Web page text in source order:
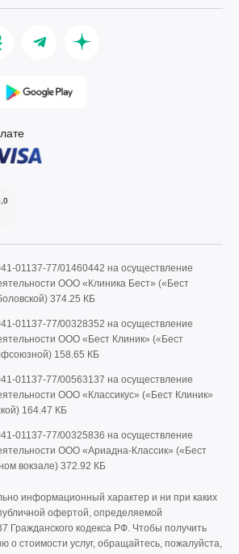
01137-77/01460442 на осуществление
ООО «Клиника Бест» («Бест
374.25 КБ
01137-77/00328352 на осуществление
ООО «Бест Клиник» («Бест
158.65 КБ
01137-77/00563137 на осуществление
ООО «Классикус» («Бест Клиник»
164.47 КБ
01137-77/00325836 на осуществление
ООО «Ариадна-Классик» («Бест
вокзале) 372.92 КБ
информационный характер и ни при каких
офертой, определяемой
Гражданского кодекса РФ. Чтобы получить
стоимости услуг, обращайтесь, пожалуйста,